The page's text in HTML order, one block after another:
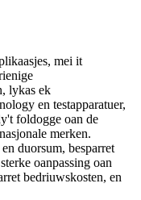
mei it
lykas ek
en testapparatuer,
foldogge oan de
merken.
duorsum, besparret
oanpassing oan
bedriuwskosten, en